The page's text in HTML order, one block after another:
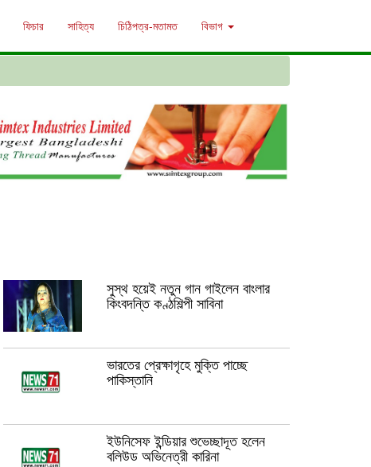
ফিচার সাহিত্য চিঠিপত্র-মতামত বিভাগ
সুস্থ হয়েই নতুন গান গাইলেন বাংলার
কিংবদন্তি কণ্ঠশিল্পী সাবিনা
ভারতের প্রেক্ষাগৃহে মুক্তি পাচ্ছে
পাকিস্তানি
ইউনিসেফ ইন্ডিয়ার শুভেচ্ছাদূত হলেন
বলিউড অভিনেত্রী কারিনা